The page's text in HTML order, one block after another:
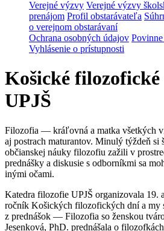
Verejné výzvy Verejné výzvy
prenájom Profil obstarávateľa
o verejnom obstarávaní
Ochrana osobných údajov
Vyhlásenie o prístupnosti
Košické
UPJŠ
Filozofia — kráľovná a matka všetkých
aj postrach maturantov. Minulý týždeň si
občianskej náuky filozofiu zažili v
prednášky a diskusie s odborníkmi sa
inými očami.
Katedra filozofie UPJŠ organizovala 19. a
ročník Košických filozofických dní a my
z prednášok — Filozofia so ženskou
Jesenková, PhD. prednášala o